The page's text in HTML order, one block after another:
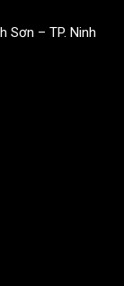
Sơn – TP. Ninh